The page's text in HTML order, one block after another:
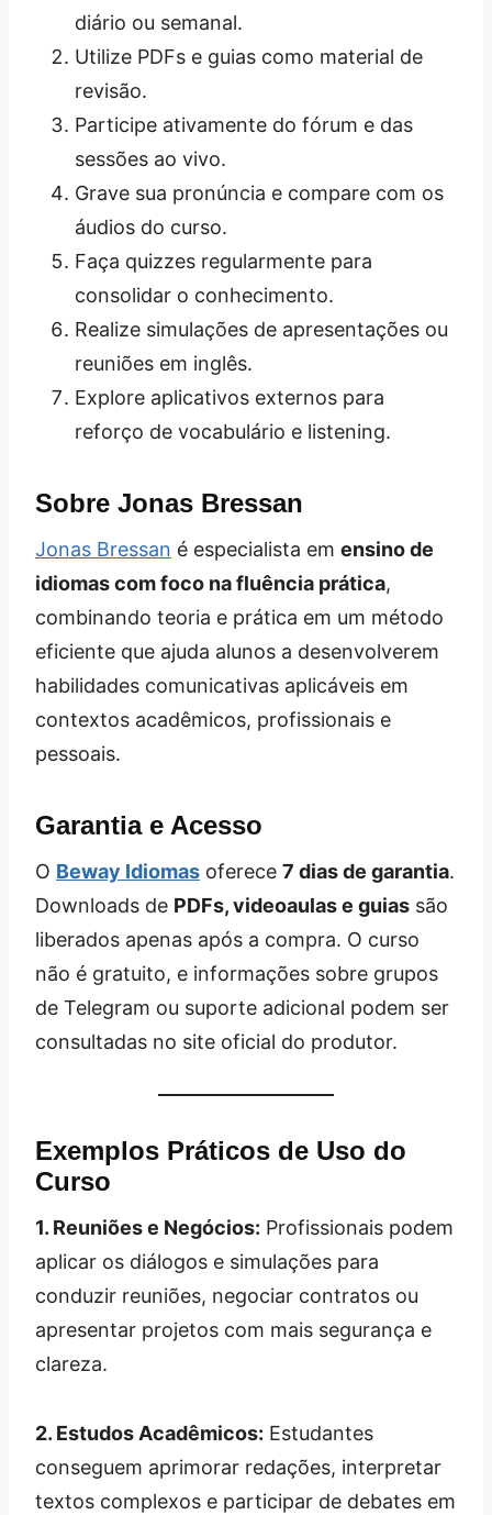
diário ou semanal.
Utilize PDFs e guias como material de
revisão.
Participe ativamente do fórum e das
sessões ao vivo.
Grave sua pronúncia e compare com os
áudios do curso.
Faça quizzes regularmente para
consolidar o conhecimento.
Realize simulações de apresentações ou
reuniões em inglês.
Explore aplicativos externos para
reforço de vocabulário e listening.
Sobre Jonas Bressan
Jonas Bressan é especialista em ensino de
idiomas com foco na fluência prática,
combinando teoria e prática em um método
eficiente que ajuda alunos a desenvolverem
habilidades comunicativas aplicáveis em
contextos acadêmicos, profissionais e
pessoais.
Garantia e Acesso
O Beway Idiomas oferece 7 dias de garantia.
Downloads de PDFs, videoaulas e guias são
liberados apenas após a compra. O curso
não é gratuito, e informações sobre grupos
de Telegram ou suporte adicional podem ser
consultadas no site oficial do produtor.
Exemplos Práticos de Uso do
Curso
1. Reuniões e Negócios: Profissionais podem
aplicar os diálogos e simulações para
conduzir reuniões, negociar contratos ou
apresentar projetos com mais segurança e
clareza.
2. Estudos Acadêmicos: Estudantes
conseguem aprimorar redações, interpretar
textos complexos e participar de debates em